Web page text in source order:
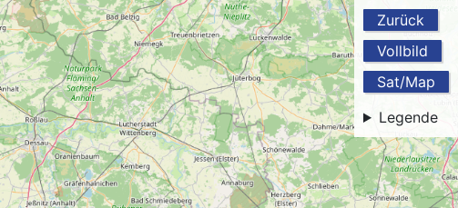
Zurück
Vollbild
Sat/Map
Legende